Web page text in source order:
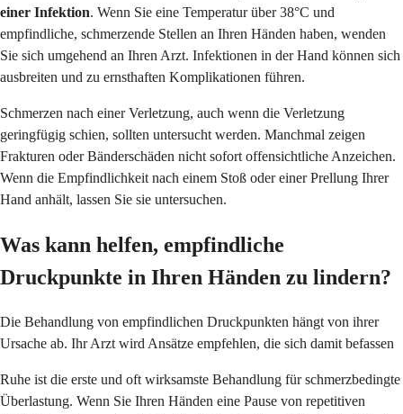
einer Infektion. Wenn Sie eine Temperatur über 38°C und
empfindliche, schmerzende Stellen an Ihren Händen haben, wenden
Sie sich umgehend an Ihren Arzt. Infektionen in der Hand können sich
ausbreiten und zu ernsthaften Komplikationen führen.
Schmerzen nach einer Verletzung, auch wenn die Verletzung
geringfügig schien, sollten untersucht werden. Manchmal zeigen
Frakturen oder Bänderschäden nicht sofort offensichtliche Anzeichen.
Wenn die Empfindlichkeit nach einem Stoß oder einer Prellung Ihrer
Hand anhält, lassen Sie sie untersuchen.
Was kann helfen, empfindliche
Druckpunkte in Ihren Händen zu lindern?
Die Behandlung von empfindlichen Druckpunkten hängt von ihrer
Ursache ab. Ihr Arzt wird Ansätze empfehlen, die sich damit befassen
Ruhe ist die erste und oft wirksamste Behandlung für schmerzbedingte
Überlastung. Wenn Sie Ihren Händen eine Pause von repetitiven